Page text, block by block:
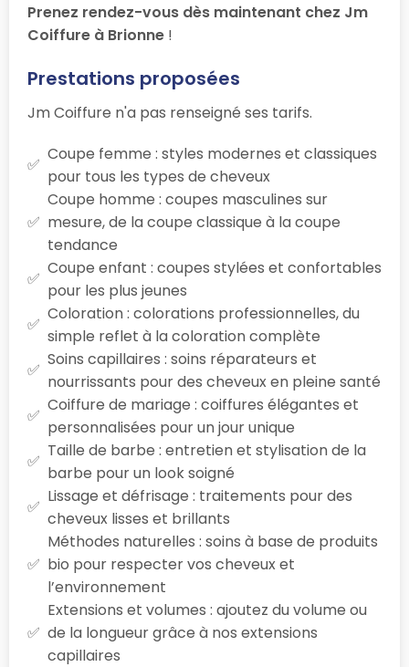
Prenez rendez-vous dès maintenant chez Jm
Coiffure à Brionne !
Prestations proposées
Jm Coiffure n'a pas renseigné ses tarifs.
Coupe femme : styles modernes et classiques
pour tous les types de cheveux
Coupe homme : coupes masculines sur
mesure, de la coupe classique à la coupe
tendance
Coupe enfant : coupes stylées et confortables
pour les plus jeunes
Coloration : colorations professionnelles, du
simple reflet à la coloration complète
Soins capillaires : soins réparateurs et
nourrissants pour des cheveux en pleine santé
Coiffure de mariage : coiffures élégantes et
personnalisées pour un jour unique
Taille de barbe : entretien et stylisation de la
barbe pour un look soigné
Lissage et défrisage : traitements pour des
cheveux lisses et brillants
Méthodes naturelles : soins à base de produits
bio pour respecter vos cheveux et
l’environnement
Extensions et volumes : ajoutez du volume ou
de la longueur grâce à nos extensions
capillaires